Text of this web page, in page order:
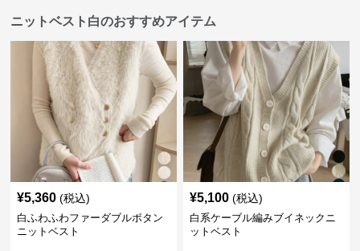
ニットベスト白のおすすめアイテム
¥5,360 (税込)
白ふわふわファーダブルボタン
ニットベスト
¥5,100 (税込)
白系ケーブル編みブイネックニ
ットベスト